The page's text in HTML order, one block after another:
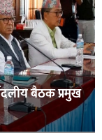
बैठक प्रमुख